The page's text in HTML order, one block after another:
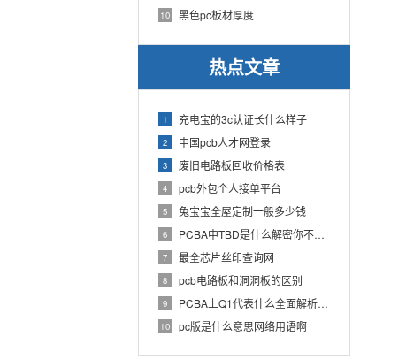
10 黑色pc板材厚度
热点文章
1 充电宝的3c认证长什么样子
2 中国pcb人才网登录
3 废旧电路板回收价格表
4 pcb外包个人接单平台
5 兔宝宝全屋定制一般多少钱
6 PCBA中TBD是什么解密你不知道的电子行业术语
7 最全芯片丝印查询网
8 pcb电路板和洞洞板的区别
9 PCBA上Q1代表什么全面解析PCB电路板中Q1的作用
10 pc版是什么意思网络用语啊